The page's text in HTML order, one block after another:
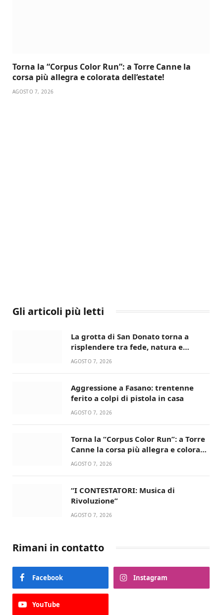
Torna la “Corpus Color Run”: a Torre Canne la
corsa più allegra e colorata dell’estate!
AGOSTO 7, 2026
Gli articoli più letti
La grotta di San Donato torna a
risplendere tra fede, natura e
devozione
AGOSTO 7, 2026
Aggressione a Fasano: trentenne
ferito a colpi di pistola in casa
AGOSTO 7, 2026
Torna la “Corpus Color Run”: a Torre
Canne la corsa più allegra e colorata
dell’estate!
AGOSTO 7, 2026
“I CONTESTATORI: Musica di
Rivoluzione”
AGOSTO 7, 2026
Rimani in contatto
Facebook Instagram
YouTube